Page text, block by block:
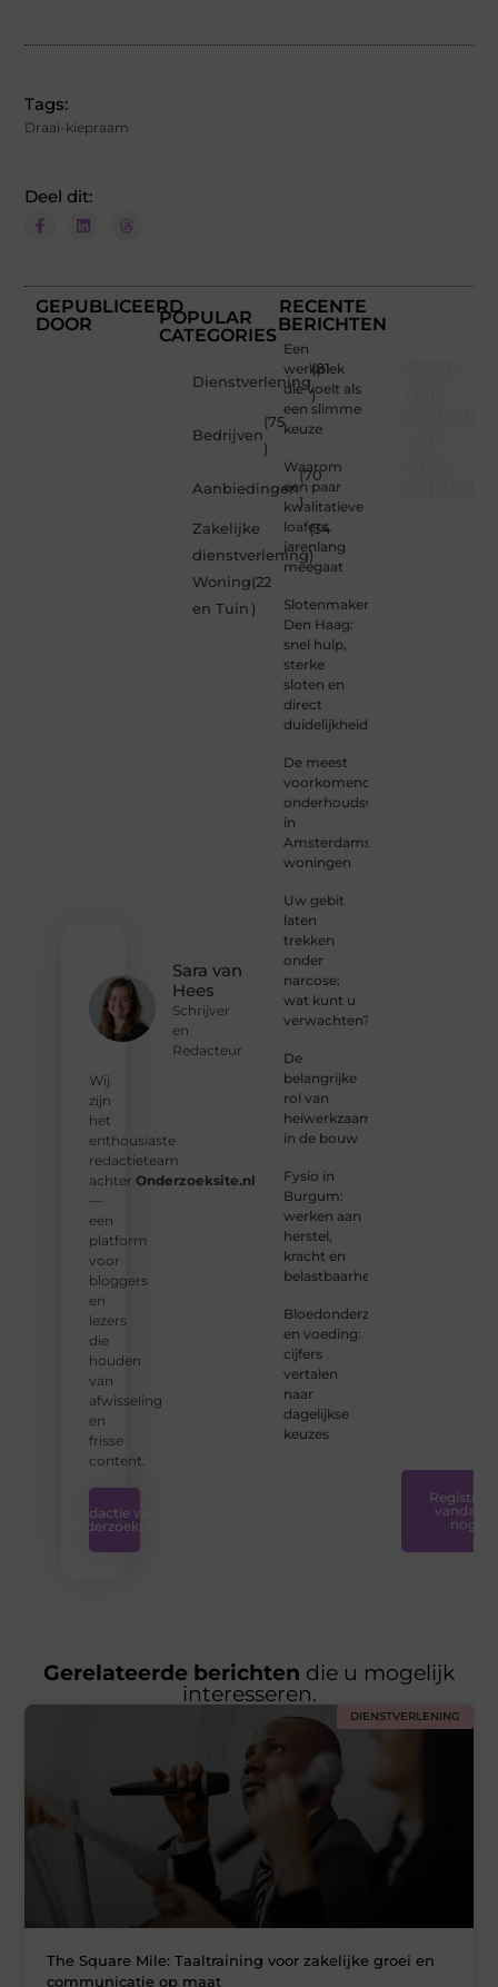
Tags:
Draai-kiepraam
Deel dit:
GEPUBLICEERD
DOOR
Sara van
Hees
Schrijver
en
Redacteur
Wij
zijn
het
enthousiaste
redactieteam
achter Onderzoeksite.nl
—
een
platform
voor
bloggers
en
lezers
die
houden
van
afwisseling
en
frisse
content.
Redactie van
Onderzoeksite
POPULAR
CATEGORIES
Dienstverlening
(81
)
Bedrijven
(75
)
Aanbiedingen
(70
)
Zakelijke
dienstverlening
(34
)
Woning
en Tuin
(22
)
RECENTE
BERICHTEN
Een
werkplek
die voelt als
een slimme
keuze
Waarom
een paar
kwalitatieve
loafers
jarenlang
meegaat
Slotenmaker
Den Haag:
snel hulp,
sterke
sloten en
direct
duidelijkheid
De meest
voorkomende
onderhoudswerkzaamheden
in
Amsterdamse
woningen
Uw gebit
laten
trekken
onder
narcose:
wat kunt u
verwachten?
De
belangrijke
rol van
heiwerkzaamheden
in de bouw
Fysio in
Burgum:
werken aan
herstel,
kracht en
belastbaarheid
Bloedonderzoek
en voeding:
cijfers
vertalen
naar
dagelijkse
keuzes
Registreer
vandaag
nog
Gerelateerde berichten die u mogelijk
interesseren.
DIENSTVERLENING
The Square Mile: Taaltraining voor zakelijke groei en
communicatie op maat